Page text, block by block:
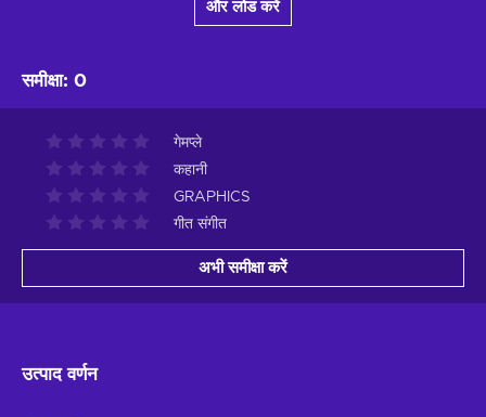
और लोड करें
समीक्षा: 0
गेमप्ले
कहानी
GRAPHICS
गीत संगीत
अभी समीक्षा करें
उत्पाद वर्णन